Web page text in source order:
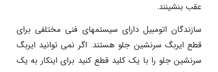
عقب بنشینند.
سازندگان اتومبیل دارای سیستمهای فنی مختلفی برای
قطع ایربگ سرنشین جلو هستند. اگر نمی توانید ایربگ
سرنشین جلو را با یک کلید قطع کنید برای اینکار به یک